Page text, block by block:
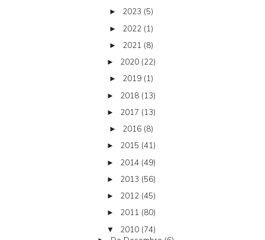
► 2023 (5)
► 2022 (1)
► 2021 (8)
► 2020 (22)
► 2019 (1)
► 2018 (13)
► 2017 (13)
► 2016 (8)
► 2015 (41)
► 2014 (49)
► 2013 (56)
► 2012 (45)
► 2011 (80)
▼ 2010 (74)